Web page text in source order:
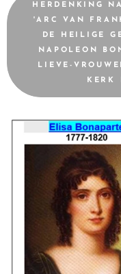
HERDENKING
'ARC VAN
DE HEILIGE
NAPOLEON
LIEVE-
KERK